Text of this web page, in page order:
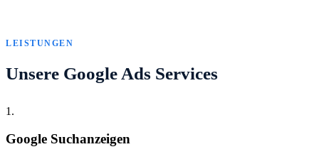
LEISTUNGEN
Unsere Google Ads Services
1.
Google Suchanzeigen